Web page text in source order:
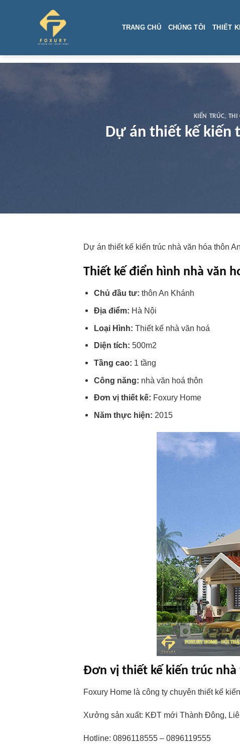
TRANG CHỦ CHÚNG TÔI THIẾT
KIẾN TRÚC, THI
Dự án thiết kế kiến
Dự án thiết kế kiến trúc nhà văn hóa thôn
Thiết kế điển hình nhà văn
Chủ đầu tư: thôn An Khánh
Địa điểm: Hà Nội
Loại Hình: Thiết kế nhà văn hoá
Diện tích: 500m2
Tầng cao: 1 tầng
Công năng: nhà văn hoá thôn
Đơn vị thiết kế: Foxury Home
Năm thực hiện: 2015
Đơn vị thiết kế kiến trúc nhà
Foxury Home là công ty chuyên thiết kế
Xưởng sản xuất: KĐT mới Thành Đông,
Hotline: 0896118555 – 0896119555